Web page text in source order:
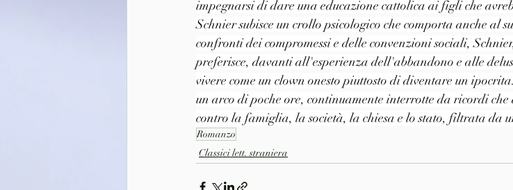
impegnarsi di dare una educazione cattolica ai figli che
Schnier subisce un crollo psicologico che comporta anche al
confronti dei compromessi e delle convenzioni sociali,
preferisce, davanti all'esperienza dell'abbandono e alle
vivere come un clown onesto piuttosto di diventare un
un arco di poche ore, continuamente interrotte da ricordi
contro la famiglia, la società, la chiesa e lo stato, filtrata da
Romanzo
Classici lett. straniera